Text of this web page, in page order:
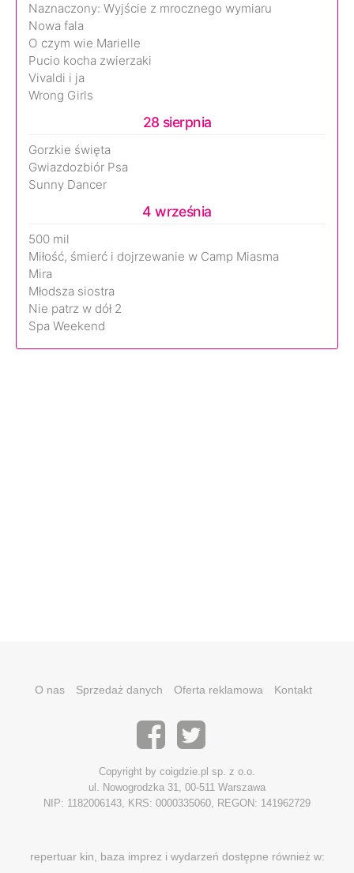
Naznaczony: Wyjście z mrocznego wymiaru
Nowa fala
O czym wie Marielle
Pucio kocha zwierzaki
Vivaldi i ja
Wrong Girls
28 sierpnia
Gorzkie święta
Gwiazdozbiór Psa
Sunny Dancer
4 września
500 mil
Miłość, śmierć i dojrzewanie w Camp Miasma
Mira
Młodsza siostra
Nie patrz w dół 2
Spa Weekend
O nas Sprzedaż danych Oferta reklamowa Kontakt
Copyright by coigdzie.pl sp. z o.o.
ul. Nowogrodzka 31, 00-511 Warszawa
NIP: 1182006143, KRS: 0000335060, REGON: 141962729
repertuar kin, baza imprez i wydarzeń dostępne również w: